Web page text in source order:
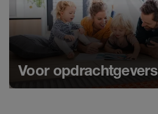
Voor opdrachtgevers